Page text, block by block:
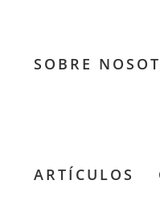
SOBRE
ARTÍCULOS
Mundial